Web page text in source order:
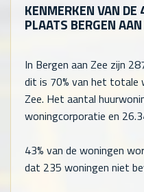
KENMERKEN VAN DE
PLAATS BERGEN
In Bergen aan Zee zijn
dit is 70% van het totale
Zee. Het aantal
woningcorporatie en
43% van de woningen
dat 235 woningen niet